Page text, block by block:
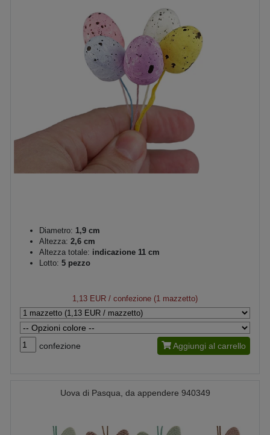
Diametro: 1,9 cm
Altezza: 2,6 cm
Altezza totale: indicazione 11 cm
Lotto: 5 pezzo
1,13 EUR / confezione (1 mazzetto)
confezione Aggiungi al carrello
Uova di Pasqua, da appendere 940349